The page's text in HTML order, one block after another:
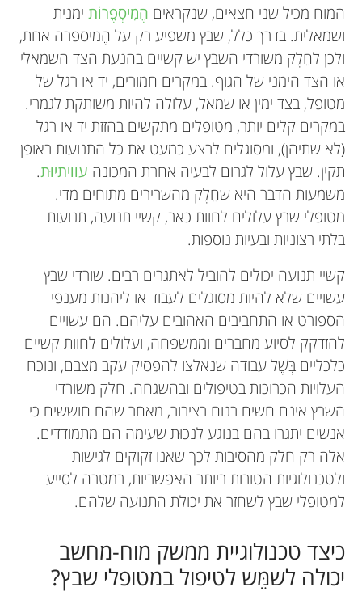
המוח מכיל שני חצאים, שנקראים הֶמִיסְפֶרוֹתימנית
ושמאלית. בדרך כלל, שבץ משפיע רק על הֶמיספרה אחת,
ולכן לחֵלֶק משורדי השבץ יש קשיים בהנעַת הצד השמאלי
או הצד הימני של הגוף. במקרים חמורים, יד או רגל של
מטופל, בצד ימין או שמאל, עלולה להיות משותקת לגמרי.
במקרים קלים יותר, מטופלים מתקשים בהזזַת יד או רגל
(לא שתיהן), ומסוגלים לבצע כמעט את כל התנועות באופן
תקין. שבץ עלול לגרום לבעיה אחרת המכונה עוויתיוּת.
משמעות הדבר היא שחֵלֶק מהשרירים מתוחים מדי.
מטופלי שבץ עלולים לחוות כאב, קשיי תנועה, תנועות
בלתי רצוניות ובעיות נוספות.
קשיי תנועה יכולים להוביל לאתגרים רבים. שורדי שבץ
עשויים שלא להיות מסוגלים לעבוד או ליהנות מענפי
הספורט או התחביבים האהובים עליהם. הם עשויים
להזדקק לסיוע מחברים וממשפחה, ועלולים לחוות קשיים
כלכליים בְּשֶׁל עבודה שנאלצו להפסיק עקב מצבם, ונוכח
העלויות הכרוכות בטיפולים ובהשגחה. חלק משורדי
השבץ אינם חשים בנוח בציבור, מאחר שהם חוששים כי
אנשים יתגרו בהם בנוגע לנכוּת שעימה הם מתמודדים.
אלה רק חלק מהסיבות לכך שאנו זקוקים לגישות
ולטכנולוגיות הטובות ביותר האפשריות, במטרה לסייע
למטופלי שבץ לשחזר את יכולת התנועה שלהם.
כיצד טכנולוגיית ממשק מוח-מחשב
יכולה לשמֵּש לטיפול במטופלי שבץ?